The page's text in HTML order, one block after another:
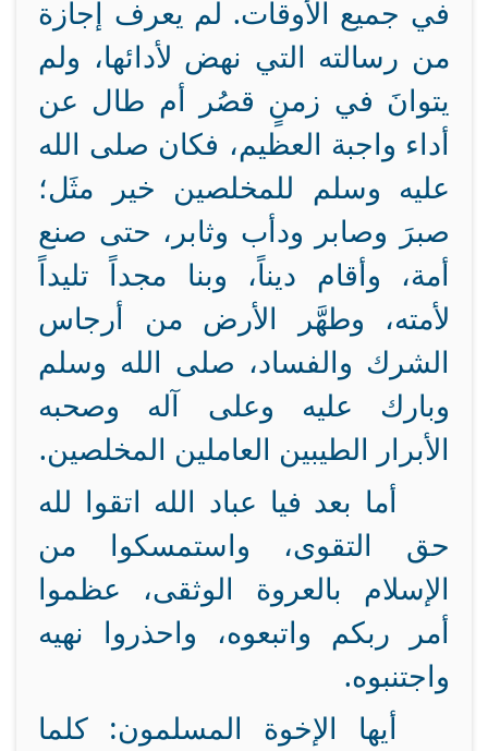
في جميع الأوقات. لم يعرف إجازة
من رسالته التي نهض لأدائها، ولم
يتوانَ في زمنٍ قصُر أم طال عن
أداء واجبة العظيم، فكان صلى الله
عليه وسلم للمخلصين خير مثَل؛
صبرَ وصابر ودأب وثابر، حتى صنع
أمة، وأقام ديناً، وبنا مجداً تليداً
لأمته، وطهَّر الأرض من أرجاس
الشرك والفساد، صلى الله وسلم
وبارك عليه وعلى آله وصحبه
الأبرار الطيبين العاملين المخلصين.
أما بعد فيا عباد الله اتقوا لله
حق التقوى، واستمسكوا من
الإسلام بالعروة الوثقى، عظموا
أمر ربكم واتبعوه، واحذروا نهيه
واجتنبوه.
أيها الإخوة المسلمون: كلما